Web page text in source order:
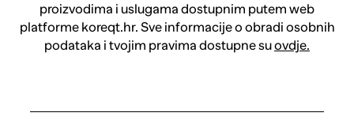
proizvodima i uslugama dostupnim putem web
platforme koreqt.hr. Sve informacije o obradi osobnih
podataka i tvojim pravima dostupne suovdje.